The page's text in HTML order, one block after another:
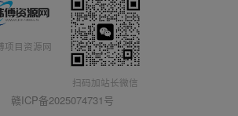
项目资源网
扫码加站长微信
赣ICP备2025074731号